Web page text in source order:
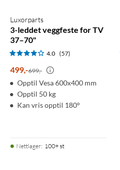
Luxorparts
3-leddet veggfeste for TV
37–70"
4.0 (57)
499-699,-
Opptil Vesa 600x400 mm
Opptil 50 kg
Kan vris opptil 180°
Nettlager: 100+ st